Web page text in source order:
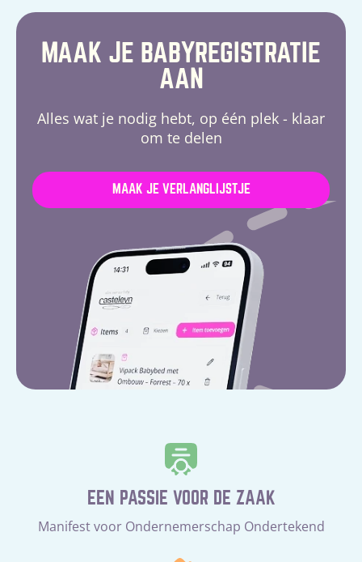
MAAK JE BABYREGISTRATIE
AAN
Alles wat je nodig hebt, op één plek - klaar
om te delen
MAAK JE VERLANGLIJSTJE
EEN PASSIE VOOR DE ZAAK
Manifest voor Ondernemerschap Ondertekend